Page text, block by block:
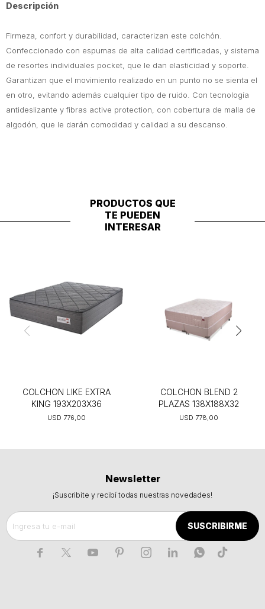
Descripción
Firmeza, confort y durabilidad, caracterizan este colchón.
Confeccionado con espumas de alta calidad certificadas, y sistema
de resortes individuales pocket, que le dan elasticidad y soporte.
Garantizan que el movimiento realizado en un punto no se sienta el
en otro, evitando además cualquier tipo de ruido. Con tecnología
antideslizante y fibras active protection, con cobertura de malla de
algodón, que le darán comodidad y calidad a su descanso.
PRODUCTOS QUE
TE PUEDEN
INTERESAR
COLCHON LIKE EXTRA
KING 193X203X36
USD 776,00
COLCHON BLEND 2
PLAZAS 138X188X32
USD 778,00
Newsletter
¡Suscribite y recibí todas nuestras novedades!
SUSCRIBIRME
      